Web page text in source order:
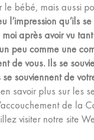
le bébé, mais aussi
l’impression qu’ils se
après avoir vu
peu comme une
de vous. Ils se
souviennent de
savoir plus sur les
de la
visiter notre site